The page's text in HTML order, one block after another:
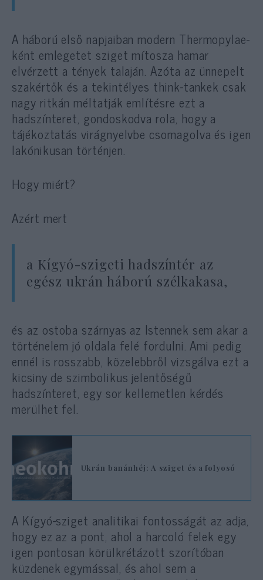
A háború első napjaiban modern Thermopylae-
ként emlegetet sziget mítosza hamar
elvérzett a tények talaján. Azóta az ünnepelt
szakértők és a tekintélyes think-tankek csak
nagy ritkán méltatják említésre ezt a
hadszínteret, gondoskodva rola, hogy a
tájékoztatás virágnyelvbe csomagolva és igen
lakónikusan történjen.
Hogy miért?
Azért mert
a Kígyó-szigeti hadszíntér az
egész ukrán háború szélkakasa,
és az ostoba szárnyas az Istennek sem akar a
történelem jó oldala felé fordulni. Ami pedig
ennél is rosszabb, közelebbről vizsgálva ezt a
kicsiny de szimbolikus jelentőségű
hadszínteret, egy sor kellemetlen kérdés
merülhet fel.
Ukrán banánhéj: A sziget és a folyosó
A Kígyó-sziget analitikai fontosságát az adja,
hogy ez az a pont, ahol a harcoló felek egy
igen pontosan körülkrétázott szorítóban
küzdenek egymással, és ahol sem a